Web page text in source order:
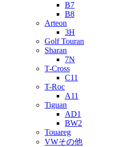
B7
B8
Arteon
3H
Golf Touran
Sharan
7N
T-Cross
C11
T-Roc
A11
Tiguan
AD1
BW2
Touareg
VWその他